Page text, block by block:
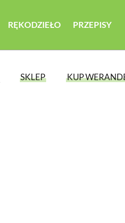
RĘKODZIEŁO PRZEPISY
SKLEP KUP